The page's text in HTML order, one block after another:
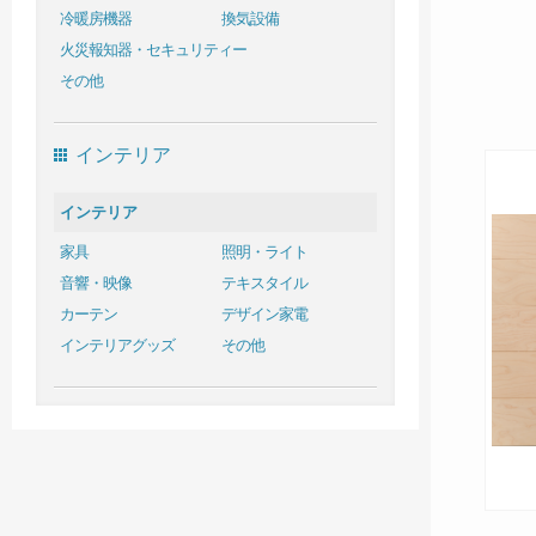
冷暖房機器
換気設備
火災報知器・セキュリティー
その他
インテリア
インテリア
家具
照明・ライト
音響・映像
テキスタイル
カーテン
デザイン家電
インテリアグッズ
その他